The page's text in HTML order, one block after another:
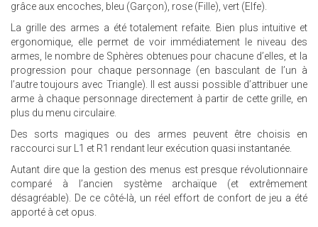
grâce aux encoches, bleu (Garçon), rose (Fille), vert (Elfe).
La grille des armes a été totalement refaite. Bien plus intuitive et
ergonomique, elle permet de voir immédiatement le niveau des
armes, le nombre de Sphères obtenues pour chacune d’elles, et la
progression pour chaque personnage (en basculant de l’un à
l’autre toujours avec Triangle). Il est aussi possible d’attribuer une
arme à chaque personnage directement à partir de cette grille, en
plus du menu circulaire.
Des sorts magiques ou des armes peuvent être choisis en
raccourci sur L1 et R1 rendant leur exécution quasi instantanée.
Autant dire que la gestion des menus est presque révolutionnaire
comparé à l’ancien système archaïque (et extrêmement
désagréable). De ce côté-là, un réel effort de confort de jeu a été
apporté à cet opus.